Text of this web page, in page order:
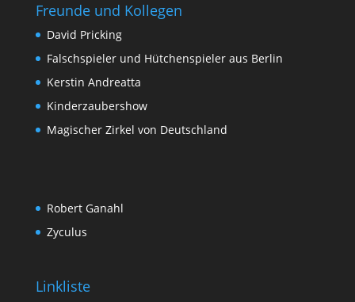
Freunde und Kollegen
David Pricking
Falschspieler und Hütchenspieler aus Berlin
Kerstin Andreatta
Kinderzaubershow
Magischer Zirkel von Deutschland
Robert Ganahl
Zyculus
Linkliste